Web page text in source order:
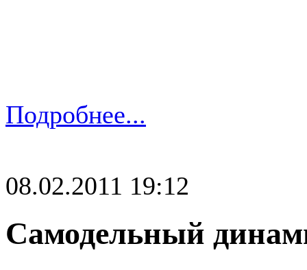
Подробнее...
08.02.2011 19:12
Самодельный